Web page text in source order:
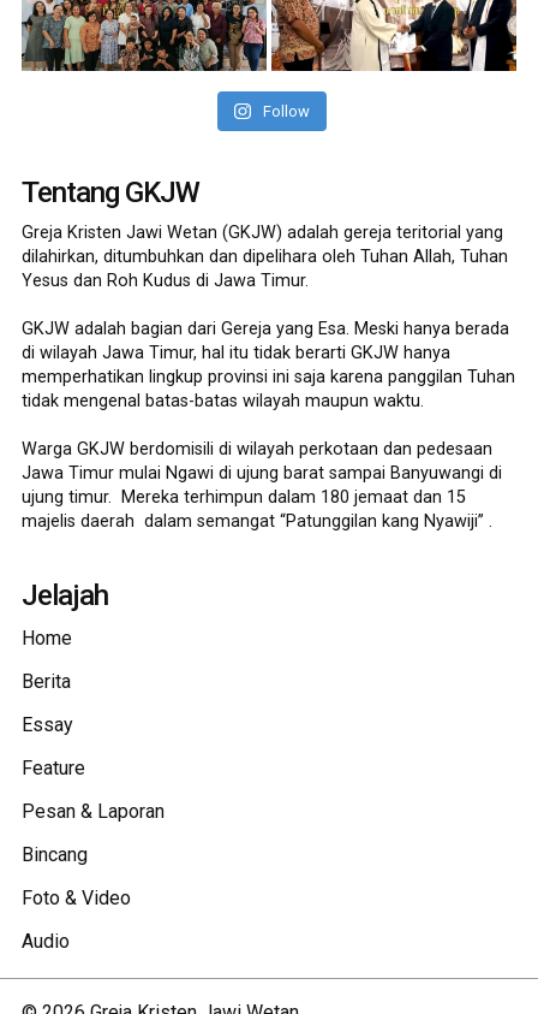
Follow
Tentang GKJW
Greja Kristen Jawi Wetan (GKJW) adalah gereja teritorial yang
dilahirkan, ditumbuhkan dan dipelihara oleh Tuhan Allah, Tuhan
Yesus dan Roh Kudus di Jawa Timur.
GKJW adalah bagian dari Gereja yang Esa. Meski hanya berada
di wilayah Jawa Timur, hal itu tidak berarti GKJW hanya
memperhatikan lingkup provinsi ini saja karena panggilan Tuhan
tidak mengenal batas-batas wilayah maupun waktu.
Warga GKJW berdomisili di wilayah perkotaan dan pedesaan
Jawa Timur mulai Ngawi di ujung barat sampai Banyuwangi di
ujung timur. Mereka terhimpun dalam 180 jemaat dan 15
majelis daerah dalam semangat “Patunggilan kang Nyawiji” .
Jelajah
Home
Berita
Essay
Feature
Pesan & Laporan
Bincang
Foto & Video
Audio